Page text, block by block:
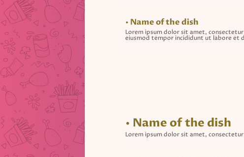
• Name of the dish
Lorem ipsum dolor sit amet,
eiusmod tempor incididunt ut labore et
• Name of the dish
Lorem ipsum dolor sit amet,